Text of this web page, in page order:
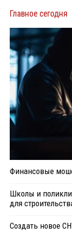
Главное сегодня
Финансовые
Школы и
для
Создать новое